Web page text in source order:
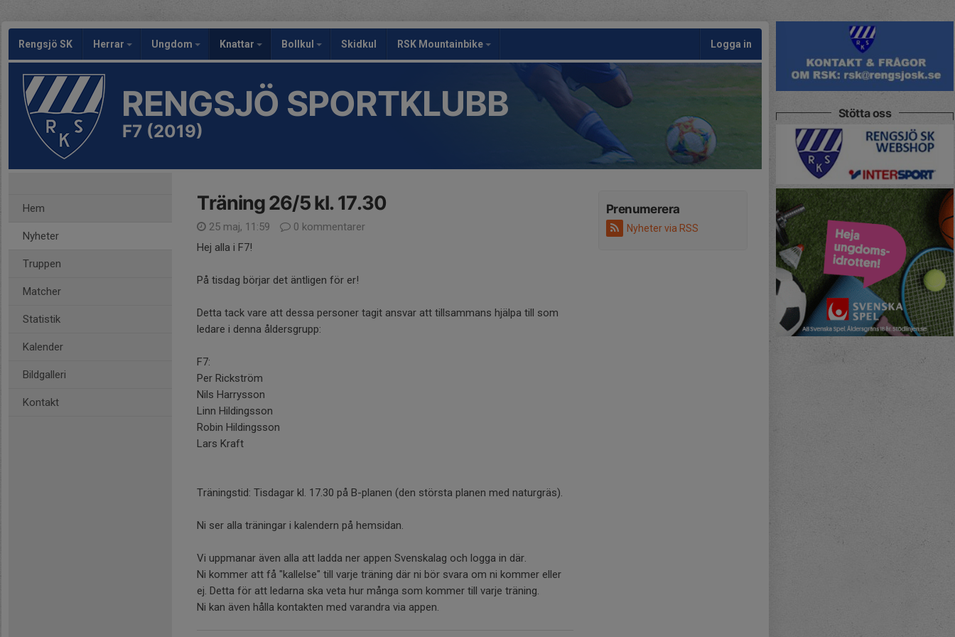
Rengsjö SK Herrar Ungdom Knattar Bollkul Skidkul RSK Mountainbike Logga in
RENGSJÖ SPORTKLUBB
F7 (2019)
Hem
Nyheter
Truppen
Matcher
Statistik
Kalender
Bildgalleri
Kontakt
Prenumerera
Nyheter via RSS
Träning 26/5 kl. 17.30
25 maj, 11:59
0 kommentarer
Hej alla i F7!
På tisdag börjar det äntligen för er!
Detta tack vare att dessa personer tagit ansvar att tillsammans hjälpa till som
ledare i denna åldersgrupp:
F7:
Per Rickström
Nils Harrysson
Linn Hildingsson
Robin Hildingsson
Lars Kraft
Träningstid: Tisdagar kl. 17.30 på B-planen (den största planen med naturgräs).
Ni ser alla träningar i kalendern på hemsidan.
Vi uppmanar även alla att ladda ner appen Svenskalag och logga in där.
Ni kommer att få "kallelse" till varje träning där ni bör svara om ni kommer eller
ej. Detta för att ledarna ska veta hur många som kommer till varje träning.
Ni kan även hålla kontakten med varandra via appen.
Stötta oss